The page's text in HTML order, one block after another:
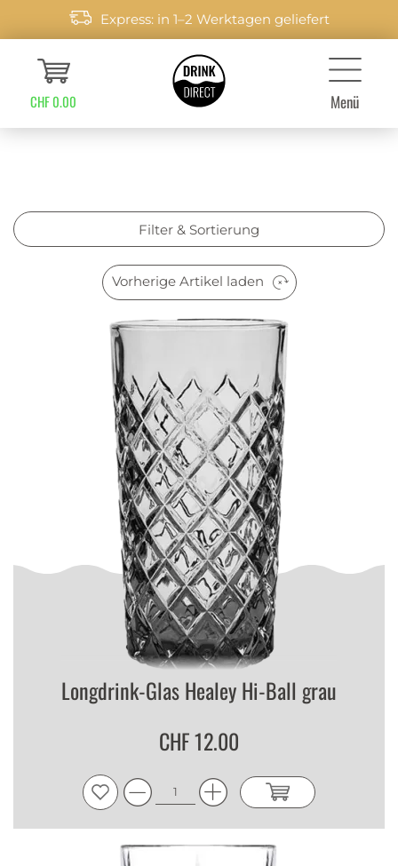
Express: in 1–2 Werktagen geliefert
CHF 0.00 Menü
Filter & Sortierung
Vorherige Artikel laden
Longdrink-Glas Healey Hi-Ball grau
CHF 12.00